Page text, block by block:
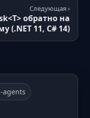
Следующая ›
обратно на
(.NET 11, C# 14)
agents